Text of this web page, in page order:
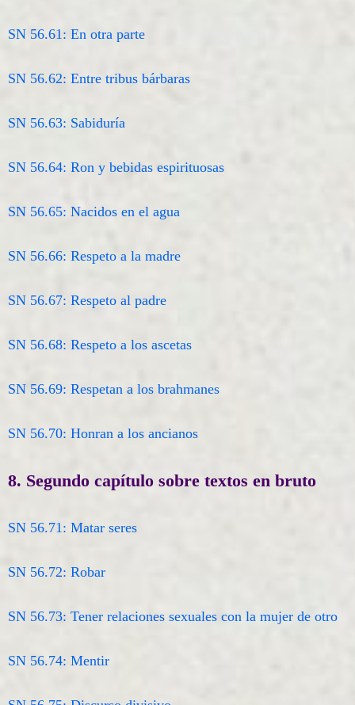
SN 56.61: En otra parte
SN 56.62: Entre tribus bárbaras
SN 56.63: Sabiduría
SN 56.64: Ron y bebidas espirituosas
SN 56.65: Nacidos en el agua
SN 56.66: Respeto a la madre
SN 56.67: Respeto al padre
SN 56.68: Respeto a los ascetas
SN 56.69: Respetan a los brahmanes
SN 56.70: Honran a los ancianos
8. Segundo capítulo sobre textos en bruto
SN 56.71: Matar seres
SN 56.72: Robar
SN 56.73: Tener relaciones sexuales con la mujer de otro
SN 56.74: Mentir